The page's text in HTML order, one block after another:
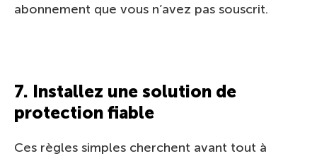
abonnement que vous n’avez pas souscrit.
7. Installez une solution de
protection fiable
Ces règles simples cherchent avant tout à